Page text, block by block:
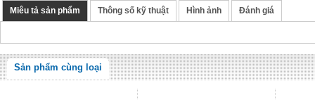
Miêu tả sản phẩm Thông số kỹ thuật Hình ảnh Đánh giá
Sản phẩm cùng loại